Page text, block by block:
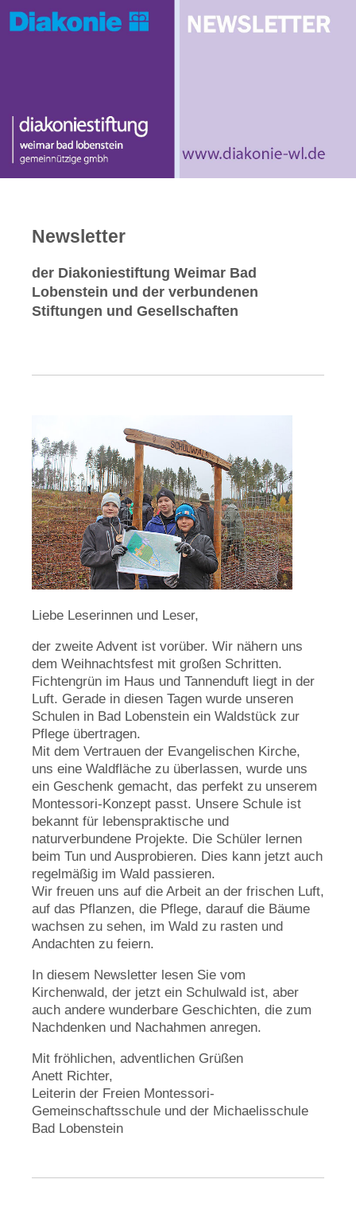
Newsletter
der Diakoniestiftung Weimar Bad
Lobenstein und der verbundenen
Stiftungen und Gesellschaften
Liebe Leserinnen und Leser,
der zweite Advent ist vorüber. Wir nähern uns
dem Weihnachtsfest mit großen Schritten.
Fichtengrün im Haus und Tannenduft liegt in der
Luft. Gerade in diesen Tagen wurde unseren
Schulen in Bad Lobenstein ein Waldstück zur
Pflege übertragen.
Mit dem Vertrauen der Evangelischen Kirche,
uns eine Waldfläche zu überlassen, wurde uns
ein Geschenk gemacht, das perfekt zu unserem
Montessori-Konzept passt. Unsere Schule ist
bekannt für lebenspraktische und
naturverbundene Projekte. Die Schüler lernen
beim Tun und Ausprobieren. Dies kann jetzt auch
regelmäßig im Wald passieren.
Wir freuen uns auf die Arbeit an der frischen Luft,
auf das Pflanzen, die Pflege, darauf die Bäume
wachsen zu sehen, im Wald zu rasten und
Andachten zu feiern.
In diesem Newsletter lesen Sie vom
Kirchenwald, der jetzt ein Schulwald ist, aber
auch andere wunderbare Geschichten, die zum
Nachdenken und Nachahmen anregen.
Mit fröhlichen, adventlichen Grüßen
Anett Richter,
Leiterin der Freien Montessori-
Gemeinschaftsschule und der Michaelisschule
Bad Lobenstein